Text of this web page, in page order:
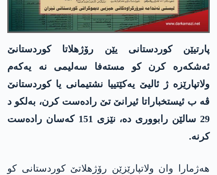
پارتیێن كوردستانی یێن رۆژهلاتا كوردستانێ
ئه‌شكه‌ره‌ كرن كو مسته‌فا سه‌لیمی نه‌ یه‌كه‌م
ولاتپارێزه‌ ژ ئالیێ یه‌كێتییا نشتیمانی یا كوردستانێ
ڤه‌ ب ئیستخباراتا ئیرانێ تێ راده‌ست كرن، به‌لكو د
29 سالێن رابووری ده‌، نێزی 151 كه‌سان راده‌ست
كرنه‌.
هەژمارا وان ولاتپارێزێن رۆژهلاتێ کوردستانی کو